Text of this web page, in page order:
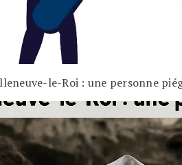
le-Roi : une personne